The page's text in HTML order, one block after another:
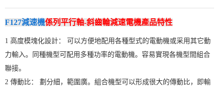
F127減速機係列平行軸-斜齒輪減速電機產品特性
1 高度模塊化設計： 可以方便地配用各種型式的電動機或采用其它動
力輸入。同種機型可配用多種功率的電動機。容易實現各機型間組合
聯接。
2 傳動比： 劃分細，範圍廣。組合機型可以形成很大的傳動比，即輸